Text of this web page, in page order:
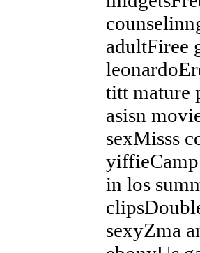
adultFiree
titt mature
asisn
sexMisss
in los
sexyZma